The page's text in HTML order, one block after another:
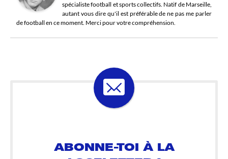
spécialiste football et sports collectifs. Natif de Marseille,
autant vous dire qu'il est préférable de ne pas me parler
de football en ce moment. Merci pour votre compréhension.